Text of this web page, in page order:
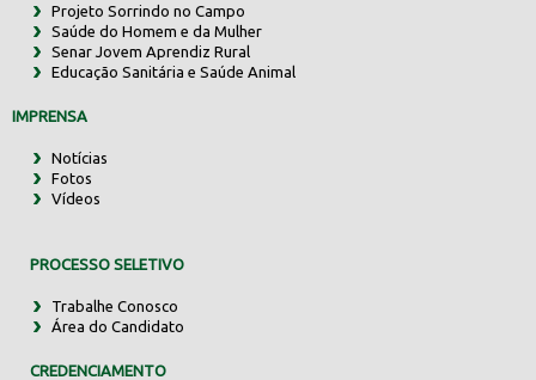
Projeto Sorrindo no Campo
Saúde do Homem e da Mulher
Senar Jovem Aprendiz Rural
Educação Sanitária e Saúde Animal
IMPRENSA
Notícias
Fotos
Vídeos
PROCESSO SELETIVO
Trabalhe Conosco
Área do Candidato
CREDENCIAMENTO